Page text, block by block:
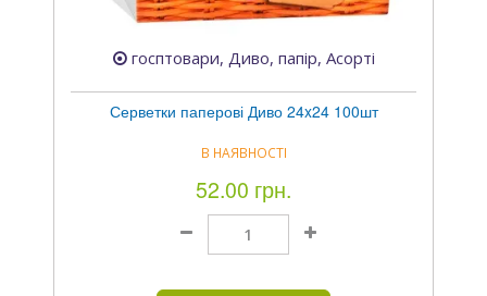
госптовари, Диво, папір, Асорті
Серветки паперові Диво 24x24 100шт
В НАЯВНОСТІ
52.00 грн.